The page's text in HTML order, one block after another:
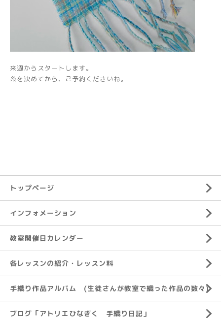
来週からスタートします。
糸を決めてから、ご予約くださいね。
トップページ
インフォメーション
教室開催日カレンダー
各レッスンの紹介・レッスン料
手織り作品アルバム (生徒さんが教室で織った作品の数々)
ブログ「アトリエひなぎく 手織り日記」